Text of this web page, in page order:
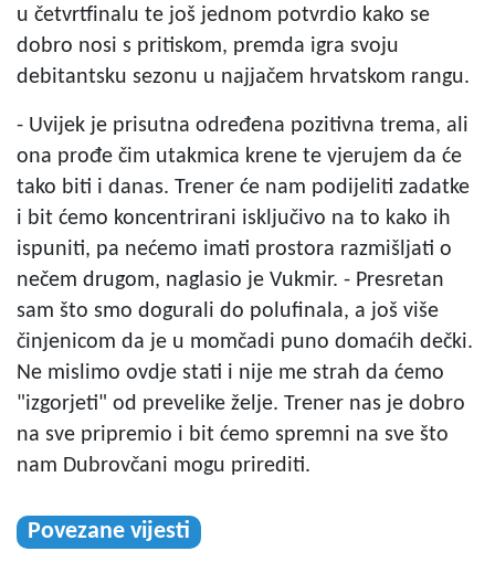
u četvrtfinalu te još jednom potvrdio kako se
dobro nosi s pritiskom, premda igra svoju
debitantsku sezonu u najjačem hrvatskom rangu.
- Uvijek je prisutna određena pozitivna trema, ali
ona prođe čim utakmica krene te vjerujem da će
tako biti i danas. Trener će nam podijeliti zadatke
i bit ćemo koncentrirani isključivo na to kako ih
ispuniti, pa nećemo imati prostora razmišljati o
nečem drugom, naglasio je Vukmir. - Presretan
sam što smo dogurali do polufinala, a još više
činjenicom da je u momčadi puno domaćih dečki.
Ne mislimo ovdje stati i nije me strah da ćemo
"izgorjeti" od prevelike želje. Trener nas je dobro
na sve pripremio i bit ćemo spremni na sve što
nam Dubrovčani mogu prirediti.
Povezane vijesti